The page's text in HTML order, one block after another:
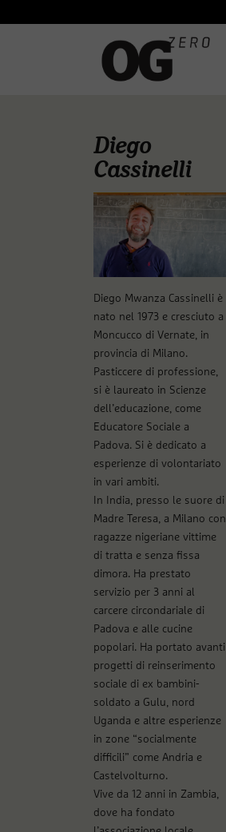
Diego
Cassinelli
Diego Mwanza Cassinelli è
nato nel 1973 e cresciuto a
Moncucco di Vernate, in
provincia di Milano.
Pasticcere di professione,
si è laureato in Scienze
dell’educazione, come
Educatore Sociale a
Padova. Si è dedicato a
esperienze di volontariato
in vari ambiti.
In India, presso le suore di
Madre Teresa, a Milano con
ragazze nigeriane vittime
di tratta e senza fissa
dimora. Ha prestato
servizio per 3 anni al
carcere circondariale di
Padova e alle cucine
popolari. Ha portato avanti
progetti di reinserimento
sociale di ex bambini-
soldato a Gulu, nord
Uganda e altre esperienze
in zone “socialmente
difficili” come Andria e
Castelvolturno.
Vive da 12 anni in Zambia,
dove ha fondato